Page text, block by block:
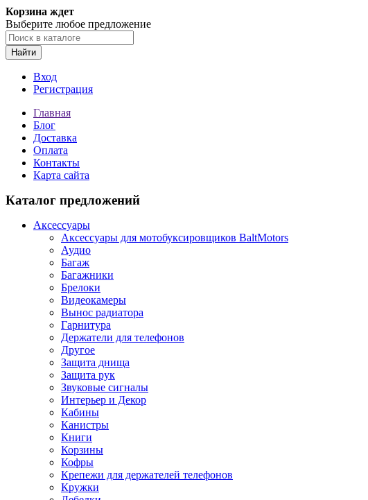
Корзина ждет
Выберите любое предложение
Найти
Вход
Регистрация
Главная
Блог
Доставка
Оплата
Контакты
Карта сайта
Каталог предложений
Аксессуары
Аксессуары для мотобуксировщиков BaltMotors
Аудио
Багаж
Багажники
Брелоки
Видеокамеры
Вынос радиатора
Гарнитура
Держатели для телефонов
Другое
Защита днища
Защита рук
Звуковые сигналы
Интерьер и Декор
Кабины
Канистры
Книги
Корзины
Кофры
Крепежи для держателей телефонов
Кружки